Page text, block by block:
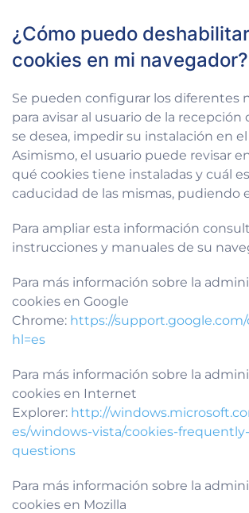
¿Cómo puedo
cookies en mi navegador?
Se pueden configurar los diferentes
para avisar al usuario de la recepción
se desea, impedir su instalación en
Asimismo, el usuario puede revisar
qué cookies tiene instaladas y cuál
caducidad de las mismas, pudiendo
Para ampliar esta información
instrucciones y manuales de su
Para más información sobre la
cookies en Google
Chrome: https://
hl=es
Para más información sobre la
cookies en Internet
Explorer: http://
es/windows-vista/cookies-
questions
Para más información sobre la
cookies en Mozilla